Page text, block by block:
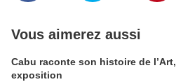
Vous aimerez aussi
Cabu raconte son histoire de l’Art,
exposition